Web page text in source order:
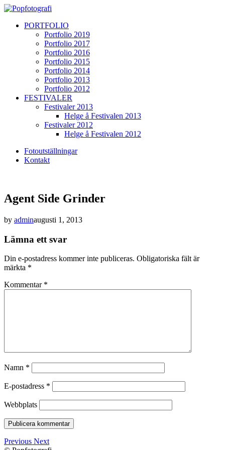
PORTFOLIO
Portfolio 2019
Portfolio 2017
Portfolio 2016
Portfolio 2015
Portfolio 2014
Portfolio 2013
Portfolio 2012
FESTIVALER
Festivaler 2013
Helge å Festivalen 2013
Festivaler 2012
Helge å Festivalen 2012
Fotoutställningar
Kontakt
Agent Side Grinder
by adminaugusti 1, 2013
Lämna ett svar
Din e-postadress kommer inte publiceras. Obligatoriska fält är
märkta *
Kommentar *
Namn *
E-postadress *
Webbplats
Previous Next